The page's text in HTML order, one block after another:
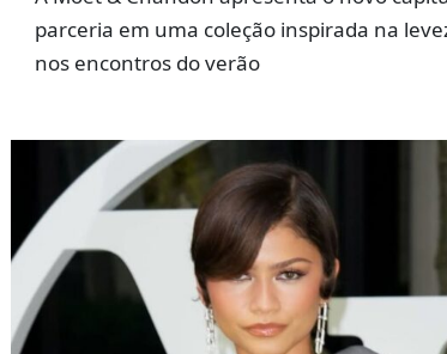
parceria em uma coleção inspirada na
nos encontros do verão